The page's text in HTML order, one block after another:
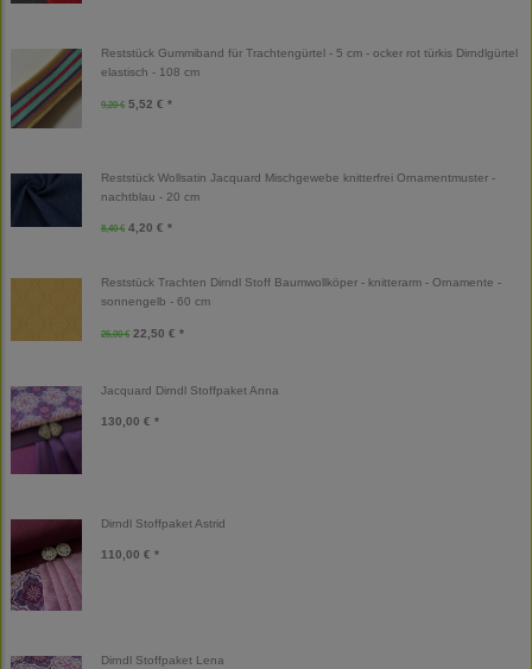
Reststück Gummiband für Trachtengürtel - 5 cm - ocker rot türkis Dirndlgürtel
elastisch - 108 cm
9,20 € 5,52 € *
Reststück Wollsatin Jacquard Mischgewebe knitterfrei Ornamentmuster -
nachtblau - 20 cm
8,40 € 4,20 € *
Reststück Trachten Dirndl Stoff Baumwollköper - knitterarm - Ornamente -
sonnengelb - 60 cm
25,00 € 22,50 € *
Jacquard Dirndl Stoffpaket Anna
130,00 € *
Dirndl Stoffpaket Astrid
110,00 € *
Dirndl Stoffpaket Lena